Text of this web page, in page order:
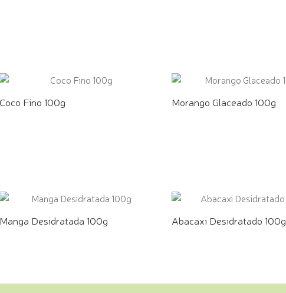
Coco Fino 100g Morango Glaceado 100g
Manga Desidratada 100g Abacaxi Desidratado 100g